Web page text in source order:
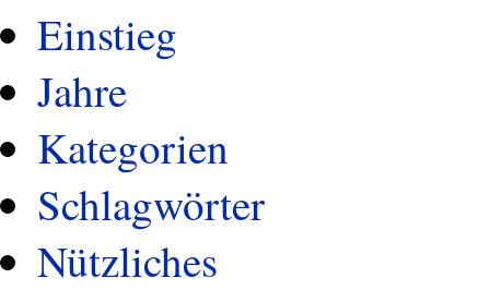
Einstieg
Jahre
Kategorien
Schlagwörter
Nützliches